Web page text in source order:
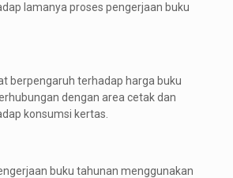
lamanya proses pengerjaan buku
berpengaruh terhadap harga buku
dengan area cetak dan
konsumsi kertas.
buku tahunan menggunakan